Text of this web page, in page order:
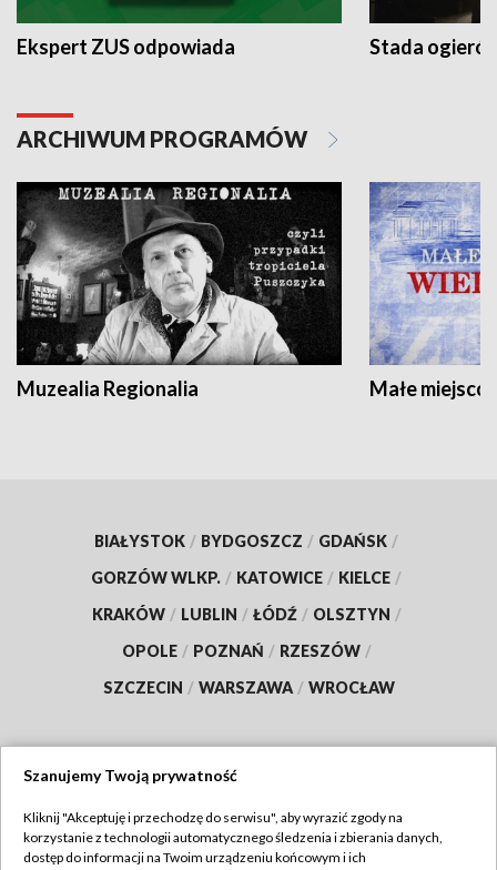
Ekspert ZUS odpowiada Stada
ARCHIWUM PROGRAMÓW
Muzealia Regionalia Małe
BIAŁYSTOK / BYDGOSZCZ / GDAŃSK /
GORZÓW WLKP. / KATOWICE / KIELCE /
KRAKÓW / LUBLIN / ŁÓDŹ / OLSZTYN /
OPOLE / POZNAŃ / RZESZÓW /
SZCZECIN / WARSZAWA / WROCŁAW
TVP
Szanujemy Twoją prywatność
Kliknij "Akceptuję i przechodzę do serwisu", aby wyrazić zgody na
korzystanie z technologii automatycznego śledzenia i zbierania danych,
dostęp do informacji na Twoim urządzeniu końcowym i ich